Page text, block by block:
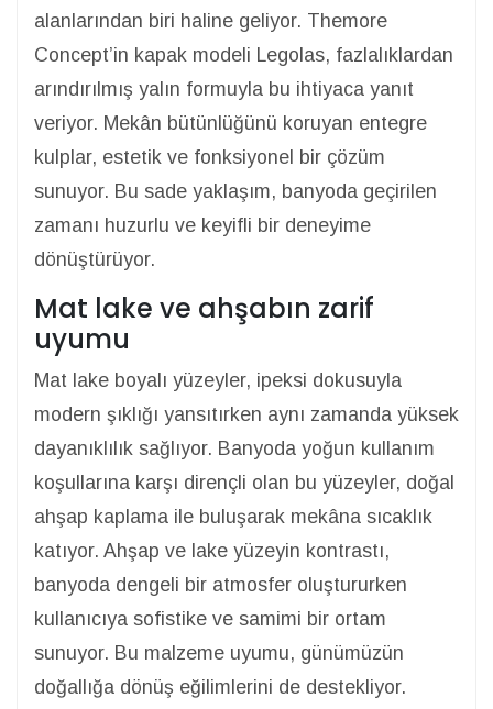
alanlarından biri haline geliyor. Themore
Concept’in kapak modeli Legolas, fazlalıklardan
arındırılmış yalın formuyla bu ihtiyaca yanıt
veriyor. Mekân bütünlüğünü koruyan entegre
kulplar, estetik ve fonksiyonel bir çözüm
sunuyor. Bu sade yaklaşım, banyoda geçirilen
zamanı huzurlu ve keyifli bir deneyime
dönüştürüyor.
Mat lake ve ahşabın zarif
uyumu
Mat lake boyalı yüzeyler, ipeksi dokusuyla
modern şıklığı yansıtırken aynı zamanda yüksek
dayanıklılık sağlıyor. Banyoda yoğun kullanım
koşullarına karşı dirençli olan bu yüzeyler, doğal
ahşap kaplama ile buluşarak mekâna sıcaklık
katıyor. Ahşap ve lake yüzeyin kontrastı,
banyoda dengeli bir atmosfer oluştururken
kullanıcıya sofistike ve samimi bir ortam
sunuyor. Bu malzeme uyumu, günümüzün
doğallığa dönüş eğilimlerini de destekliyor.